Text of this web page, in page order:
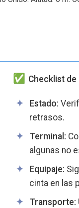
Checklist de
Estado:
retrasos.
Terminal:
algunas no
Equipaje:
cinta en las
Transporte: